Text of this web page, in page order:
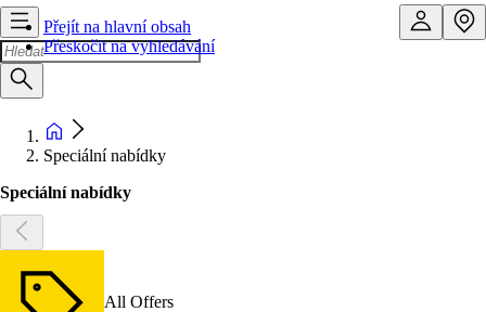
Přejít na hlavní obsah
Přeskočit na vyhledávání
Speciální nabídky
Speciální nabídky
All Offers